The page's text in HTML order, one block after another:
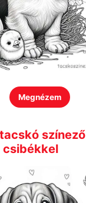
Megnézem
színező
csibékkel